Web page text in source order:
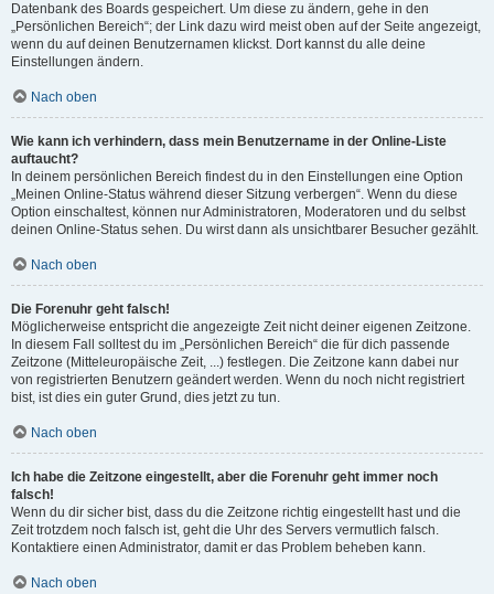
Datenbank des Boards gespeichert. Um diese zu ändern, gehe in den
„Persönlichen Bereich“; der Link dazu wird meist oben auf der Seite angezeigt,
wenn du auf deinen Benutzernamen klickst. Dort kannst du alle deine
Einstellungen ändern.
Nach oben
Wie kann ich verhindern, dass mein Benutzername in der Online-Liste
auftaucht?
In deinem persönlichen Bereich findest du in den Einstellungen eine Option
„Meinen Online-Status während dieser Sitzung verbergen“. Wenn du diese
Option einschaltest, können nur Administratoren, Moderatoren und du selbst
deinen Online-Status sehen. Du wirst dann als unsichtbarer Besucher gezählt.
Nach oben
Die Forenuhr geht falsch!
Möglicherweise entspricht die angezeigte Zeit nicht deiner eigenen Zeitzone.
In diesem Fall solltest du im „Persönlichen Bereich“ die für dich passende
Zeitzone (Mitteleuropäische Zeit, ...) festlegen. Die Zeitzone kann dabei nur
von registrierten Benutzern geändert werden. Wenn du noch nicht registriert
bist, ist dies ein guter Grund, dies jetzt zu tun.
Nach oben
Ich habe die Zeitzone eingestellt, aber die Forenuhr geht immer noch
falsch!
Wenn du dir sicher bist, dass du die Zeitzone richtig eingestellt hast und die
Zeit trotzdem noch falsch ist, geht die Uhr des Servers vermutlich falsch.
Kontaktiere einen Administrator, damit er das Problem beheben kann.
Nach oben